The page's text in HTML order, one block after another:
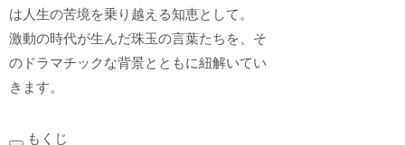
は人生の苦境を乗り越える知恵として。
激動の時代が生んだ珠玉の言葉たちを、そ
のドラマチックな背景とともに紐解いてい
きます。
もくじ